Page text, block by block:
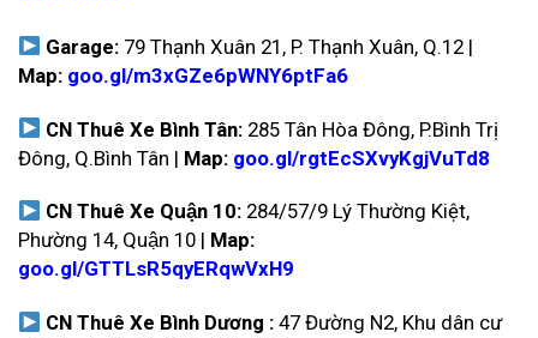
Garage: 79 Thạnh Xuân 21, P. Thạnh Xuân, Q.12 |
Map: goo.gl/m3xGZe6pWNY6ptFa6
CN Thuê Xe Bình Tân: 285 Tân Hòa Đông, P.Bình Trị
Đông, Q.Bình Tân | Map: goo.gl/rgtEcSXvyKgjVuTd8
CN Thuê Xe Quận 10: 284/57/9 Lý Thường Kiệt,
Phường 14, Quận 10 | Map:
goo.gl/GTTLsR5qyERqwVxH9
CN Thuê Xe Bình Dương :47 Đường N2, Khu dân cư